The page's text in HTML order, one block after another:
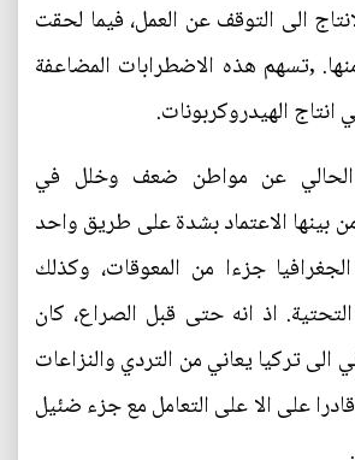
الى التوقف عن العمل، فيما لحقت
,تسهم هذه الاضطرابات المضاعفة
انتاج الهيدروكربونات.
عن مواطن ضعف وخلل في
من بينها الاعتماد بشدة على طريق واحد
جزءا من المعوقات، وكذلك
اذ انه حتى قبل الصراع، كان
الى تركيا يعاني من التردي والنزاعات
على الا على التعامل مع جزء ضئيل